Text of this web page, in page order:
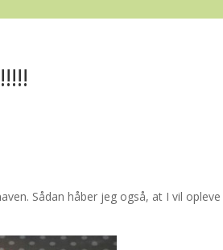
Sådan håber jeg også, at I vil opleve